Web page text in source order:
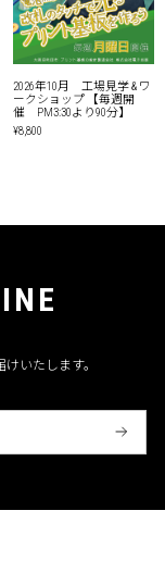
2026年10月 工場見学 & ワ
ークショップ 【毎週開
催 PM3:30より90分】
¥8,800
いたします。
登